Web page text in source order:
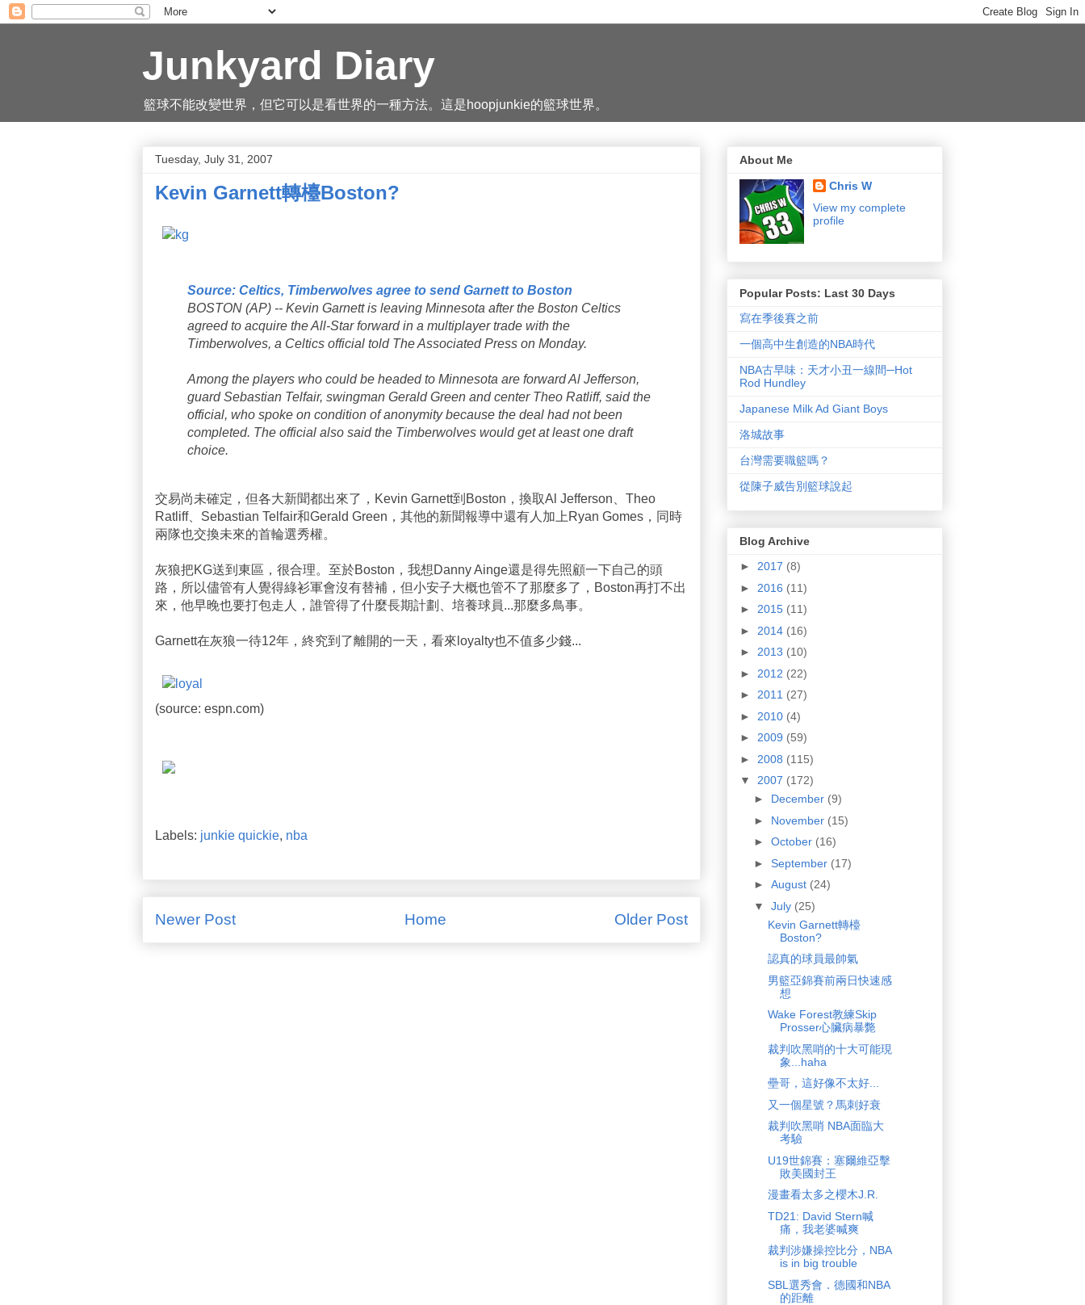
Junkyard Diary
籃球不能改變世界，但它可以是看世界的一種方法。這是hoopjunkie的籃球世界。
Tuesday, July 31, 2007
Kevin Garnett轉檯Boston?
Source: Celtics, Timberwolves agree to send Garnett to Boston
BOSTON (AP) -- Kevin Garnett is leaving Minnesota after the Boston Celtics
agreed to acquire the All-Star forward in a multiplayer trade with the
Timberwolves, a Celtics official told The Associated Press on Monday.
Among the players who could be headed to Minnesota are forward Al Jefferson,
guard Sebastian Telfair, swingman Gerald Green and center Theo Ratliff, said the
official, who spoke on condition of anonymity because the deal had not been
completed. The official also said the Timberwolves would get at least one draft
choice.
交易尚未確定，但各大新聞都出來了，Kevin Garnett到Boston，換取Al Jefferson、Theo
Ratliff、Sebastian Telfair和Gerald Green，其他的新聞報導中還有人加上Ryan Gomes，同時
兩隊也交換未來的首輪選秀權。
灰狼把KG送到東區，很合理。至於Boston，我想Danny Ainge還是得先照顧一下自己的頭
路，所以儘管有人覺得綠衫軍會沒有替補，但小安子大概也管不了那麼多了，Boston再打不出
來，他早晚也要打包走人，誰管得了什麼長期計劃、培養球員...那麼多鳥事。
Garnett在灰狼一待12年，終究到了離開的一天，看來loyalty也不值多少錢...
(source: espn.com)
Labels: junkie quickie, nba
Newer Post Older Post
Home
About Me
Chris W
View my complete
profile
Popular Posts: Last 30 Days
寫在季後賽之前
一個高中生創造的NBA時代
NBA古早味：天才小丑一線間─Hot
Rod Hundley
Japanese Milk Ad Giant Boys
洛城故事
台灣需要職籃嗎？
從陳子威告別籃球說起
Blog Archive
► 2017 (8)
► 2016 (11)
► 2015 (11)
► 2014 (16)
► 2013 (10)
► 2012 (22)
► 2011 (27)
► 2010 (4)
► 2009 (59)
► 2008 (115)
▼ 2007 (172)
► December (9)
► November (15)
► October (16)
► September (17)
► August (24)
▼ July (25)
Kevin Garnett轉檯
Boston?
認真的球員最帥氣
男籃亞錦賽前兩日快速感
想
Wake Forest教練Skip
Prosser心臟病暴斃
裁判吹黑哨的十大可能現
象...haha
壘哥，這好像不太好...
又一個星號？馬刺好衰
裁判吹黑哨 NBA面臨大
考驗
U19世錦賽：塞爾維亞擊
敗美國封王
漫畫看太多之櫻木J.R.
TD21: David Stern喊
痛，我老婆喊爽
裁判涉嫌操控比分，NBA
is in big trouble
SBL選秀會．德國和NBA
的距離